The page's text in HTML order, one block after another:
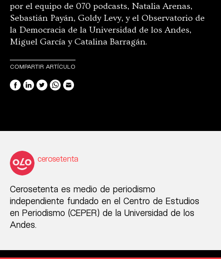
por el equipo de 070 podcasts, Natalia Arenas,
Sebastián Payán, Goldy Levy, y el Observatorio de
la Democracia de la Universidad de los Andes,
Miguel García y Catalina Barragán.
COMPARTIR ARTÍCULO
cerosetenta
Cerosetenta es medio de periodismo
independiente fundado en el Centro de Estudios
en Periodismo (CEPER) de la Universidad de los
Andes.